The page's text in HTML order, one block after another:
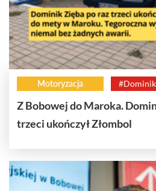
Motoryzacja
Z Bobowej do Maroka.
trzeci ukończył Złombol